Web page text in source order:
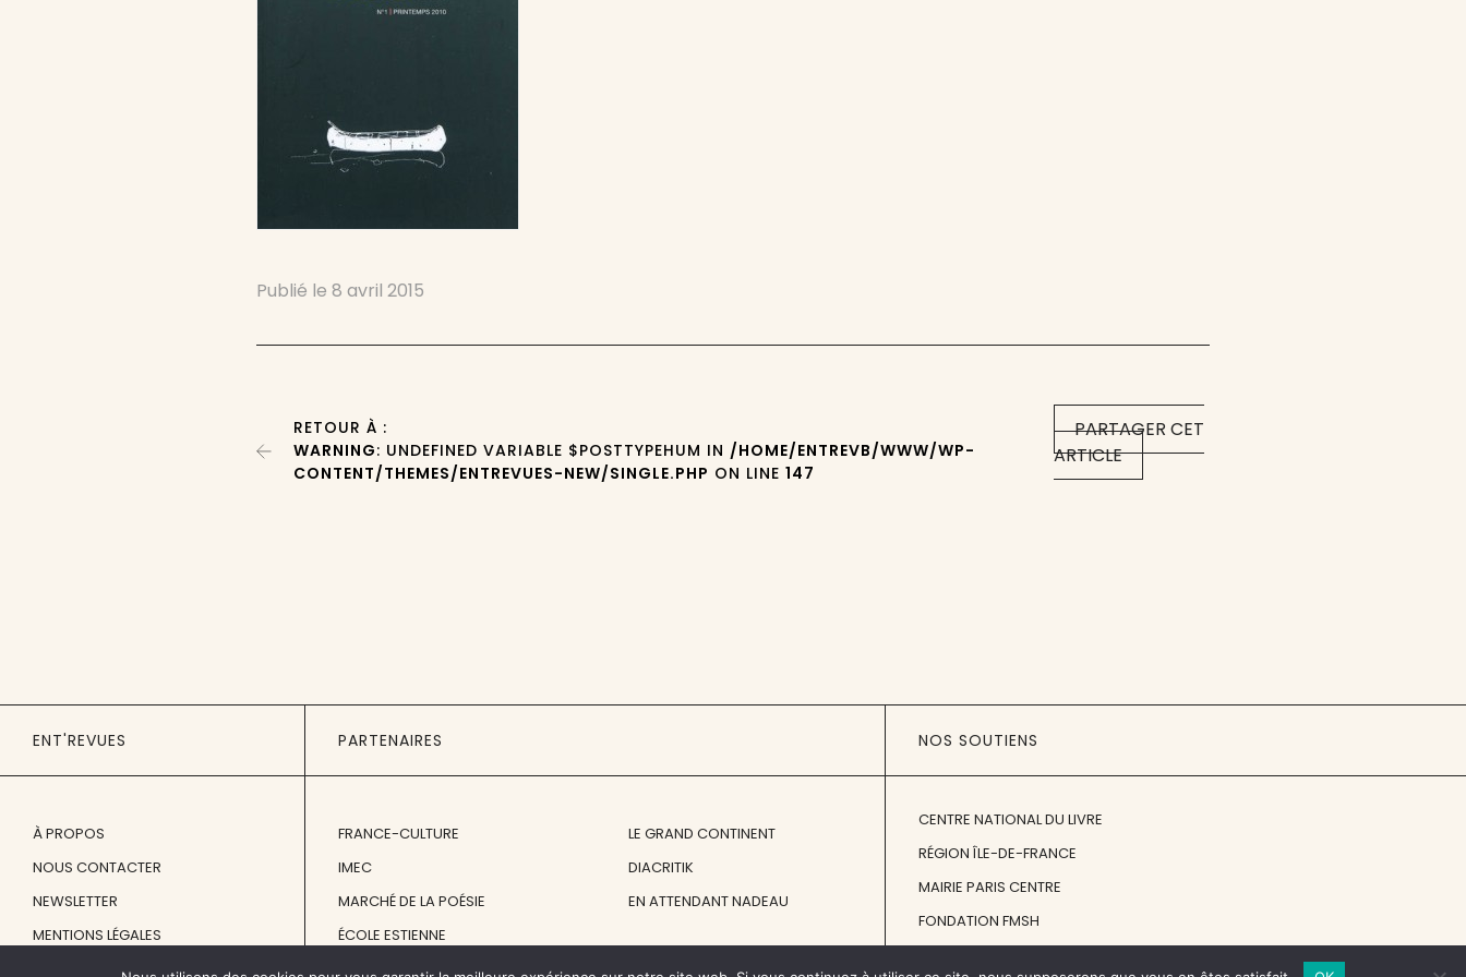
Publié le8 avril 2015
PARTAGER CET
ARTICLE
RETOUR À :
WARNING: UNDEFINED VARIABLE $POSTTYPEHUM IN /HOME/ENTREVB/WWW/WP-
CONTENT/THEMES/ENTREVUES-NEW/SINGLE.PHP ON LINE147
ENT'REVUES
À PROPOS
NOUS CONTACTER
NEWSLETTER
MENTIONS LÉGALES
PARTENAIRES
FRANCE-CULTURE
IMEC
MARCHÉ DE LA POÉSIE
ÉCOLE ESTIENNE
LE GRAND CONTINENT
DIACRITIK
EN ATTENDANT NADEAU
NOS SOUTIENS
CENTRE NATIONAL DU LIVRE
RÉGION ÎLE-DE-FRANCE
MAIRIE PARIS CENTRE
FONDATION FMSH